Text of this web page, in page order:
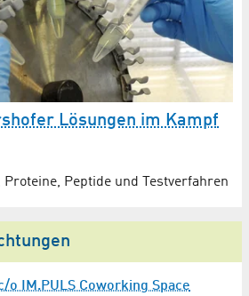
Lösungen im Kampf
Peptide und Testverfahren
o IM.PULS Coworking Space